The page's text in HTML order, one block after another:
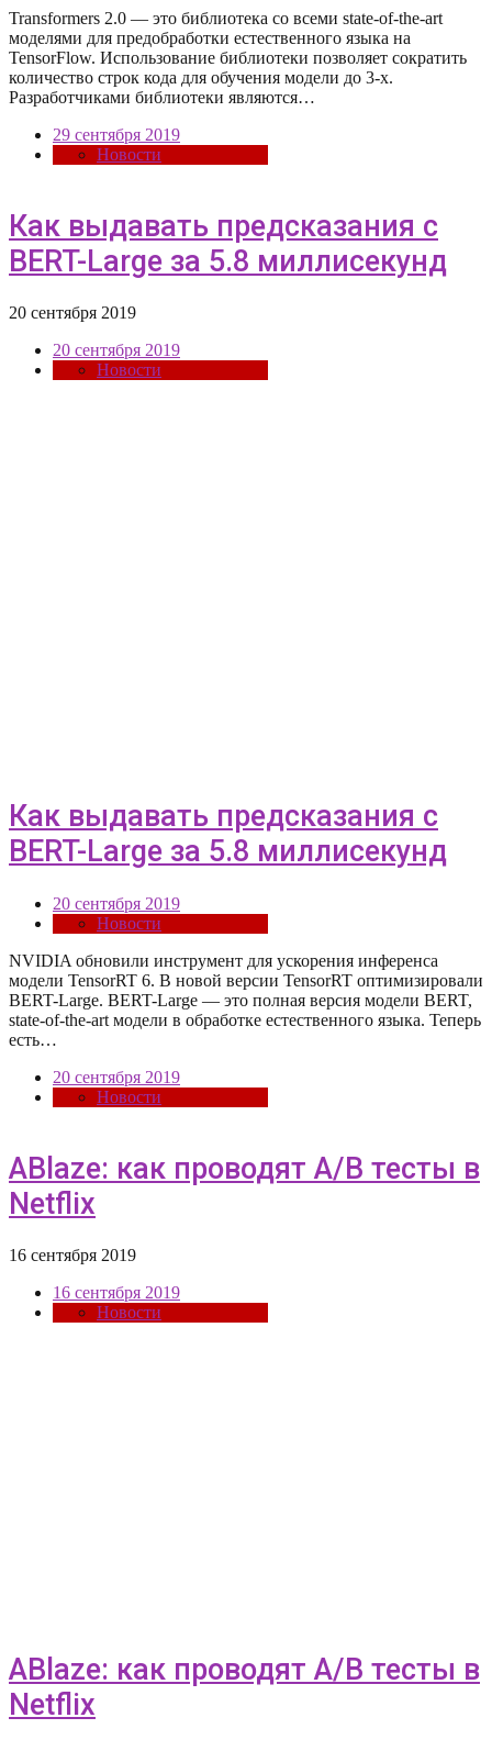
Transformers 2.0 — это библиотека со всеми state-of-the-art
моделями для предобработки естественного языка на
TensorFlow. Использование библиотеки позволяет сократить
количество строк кода для обучения модели до 3-х.
Разработчиками библиотеки являются…
29 сентября 2019
Новости
Как выдавать предсказания с
BERT-Large за 5.8 миллисекунд
20 сентября 2019
20 сентября 2019
Новости
Как выдавать предсказания с
BERT-Large за 5.8 миллисекунд
20 сентября 2019
Новости
NVIDIA обновили инструмент для ускорения инференса
модели TensorRT 6. В новой версии TensorRT оптимизировали
BERT-Large. BERT-Large — это полная версия модели BERT,
state-of-the-art модели в обработке естественного языка. Теперь
есть…
20 сентября 2019
Новости
ABlaze: как проводят A/B тесты в
Netflix
16 сентября 2019
16 сентября 2019
Новости
ABlaze: как проводят A/B тесты в
Netflix